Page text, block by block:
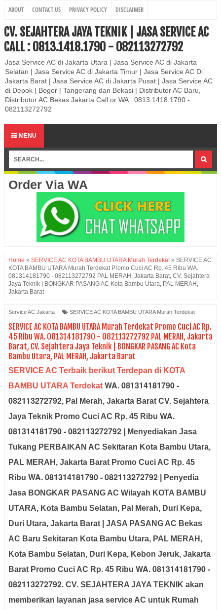
ABOUT CONTACT US PRIVACY POLICY DISCLAIMER
CV. SEJAHTERA JAYA TEKNIK | JASA SERVICE AC
CALL : 0813.1418.1790 - 082113272792
Jasa Service AC di Jakarta Utara | Jasa Service AC di Jakarta
Selatan | Jasa Service AC di Jakarta Timur | Jasa Service AC Di
Jakarta Barat | Jasa Service AC di Jakarta Pusat | Jasa Service AC
di Depok | Bogor | Tangerang dan Bekasi | Distributor AC Baru,
Distributor AC Bekas Jakarta Call or WA : 0813.1418.1790 -
082113272792
MENU
Order Via WA
Home » SERVICE AC KOTA BAMBU UTARA Murah Terdekat » SERVICE AC
KOTA BAMBU UTARA Murah Terdekat Promo Cuci AC Rp. 45 Ribu WA.
081314181790 - 082113272792 PAL MERAH, Jakarta Barat, CV. Sejahtera
Jaya Teknik | BONGKAR PASANG AC Kota Bambu Utara, PAL MERAH,
Jakarta Barat
Service AC Jakarta SERVICE AC KOTA BAMBU UTARA Murah Terdekat
SERVICE AC KOTA BAMBU UTARA Murah Terdekat Promo Cuci AC Rp.
45 Ribu WA. 081314181790 - 082113272792 PAL MERAH, Jakarta
Barat, CV. Sejahtera Jaya Teknik | BONGKAR PASANG AC Kota
Bambu Utara, PAL MERAH, Jakarta Barat
SERVICE AC Terbaik berikut Terdepan di KOTA
BAMBU UTARA Terdekat WA. 081314181790 -
082113272792, Pal Merah, Jakarta Barat CV. Sejahtera
Jaya Teknik Promo Cuci AC Rp. 45 Ribu WA.
081314181790 - 082113272792
| Menyediakan Jasa
Tukang PERBAIKAN AC Sekitaran Kota Bambu Utara,
PAL MERAH, Jakarta Barat Promo Cuci AC Rp. 45
Ribu WA. 081314181790 - 082113272792
| Penyedia
Jasa BONGKAR PASANG AC Wilayah KOTA BAMBU
UTARA, Kota Bambu Selatan, Pal Merah, Duri Kepa,
Duri Utara, Jakarta Barat | JASA PASANG AC Bekas
AC Baru Sekitaran Kota Bambu Utara, PAL MERAH,
Kota Bambu Selatan, Duri Kepa, Kebon Jeruk, Jakarta
Barat Promo Cuci AC Rp. 45 Ribu WA. 081314181790 -
082113272792. CV. SEJAHTERA JAYA TEKNIK akan
memberikan layanan jasa service AC untuk Rumah